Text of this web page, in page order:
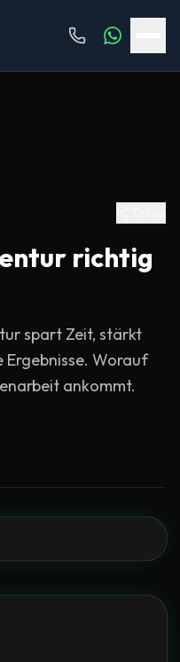
richtig
spart Zeit, stärkt
Worauf
ankommt.